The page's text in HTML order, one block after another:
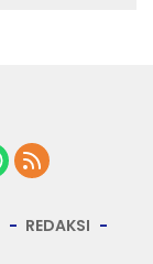
REDAKSI